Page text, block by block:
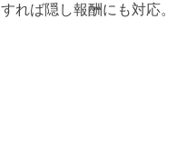
れば隠し報酬にも対応。